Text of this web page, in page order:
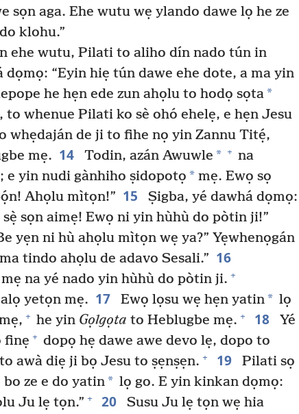
sọn aga. Ehe wutu wẹ ylando dawe lọ he ze
klohu.”
ehe wutu, Pilati to aliho dín nado tún in
dọmọ: “Eyin hiẹ tún dawe ehe dote, a ma yin
he hẹn ede zun ahọlu to hodọ sọta*
to whenue Pilati ko sè ohó ehelẹ, e hẹn Jesu
whẹdaján de ji to fihe nọ yin Zannu Titẹ́,
mẹ. 14 Todin, azán Awuwle * + na
e yin nudi gànhiho ṣidopotọ * mẹ. Ewọ sọ
Ahọlu mìtọn!” 15
Ṣigba, yé dawhá dọmọ:
sẹ̀ sọn aimẹ! Ewọ ni yin hùhù do pòtin ji!”
yẹn ni hù ahọlu mìtọn wẹ ya?” Yẹwhenọgán
tindo ahọlu de adavo Sesali.” 16
na yé nado yin hùhù do pòtin ji. +
yetọn mẹ. 17 Ewọ lọsu wẹ hẹn yatin* lọ
+ he yin Gọlgọta to Heblugbe mẹ. + 18
Yé
finẹ + dopọ hẹ dawe awe devo lẹ, dopo to
awà diẹ ji bọ Jesu to ṣẹnṣẹn. + 19
Pilati sọ
ze e do yatin* lọ go. E yin kinkan dọmọ:
Ju lẹ tọn.” + 20
Susu Ju lẹ tọn wẹ hia